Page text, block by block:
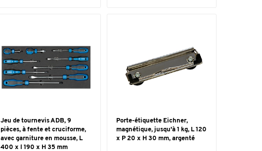
Jeu de tournevis ADB, 9
pièces, à fente et cruciforme,
avec garniture en mousse, L
400 x l 190 x H 35 mm
Porte-étiquette Eichner,
magnétique, jusqu'à 1 kg, L 120
x P 20 x H 30 mm, argenté